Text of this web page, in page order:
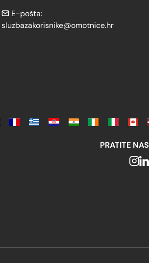
E-pošta:
sluzbazakorisnike@omotnice.hr
PRATITE NAS